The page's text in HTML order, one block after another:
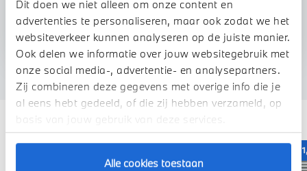
Dit doen we niet alleen om onze content en
advertenties te personaliseren, maar ook zodat we het
websiteverkeer kunnen analyseren op de juiste manier.
Ook delen we informatie over jouw websitegebruik met
onze social media-, advertentie- en analysepartners.
Zij combineren deze gegevens met overige info die je
al eens hebt gedeeld, of die zij hebben verzameld, op
basis van jouw gebruik van deze services.
Alle cookies toestaan
U vertelt meer over uw auto
We verrekenen de waarde van uw auto
Deze zijn vergelijkbaar